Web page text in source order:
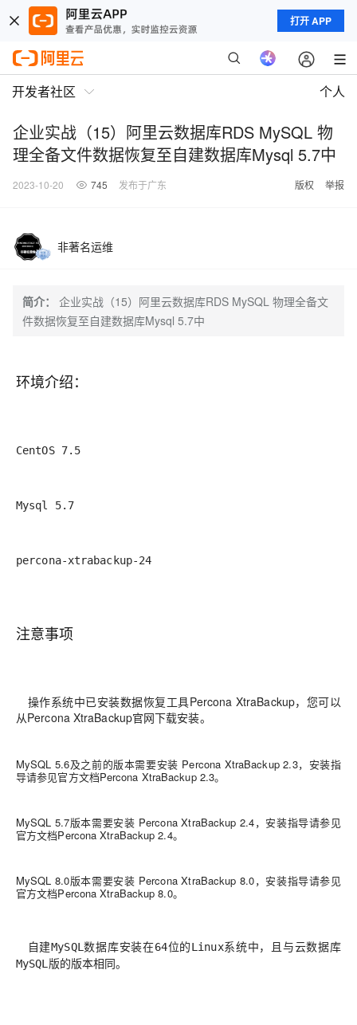
打开 APP
开发者社区 个人
企业实战（15）阿里云数据库RDS MySQL 物
理全备文件数据恢复至自建数据库Mysql 5.7中
2023-10-20 745 发布于广东 版权 举报
非著名运维
简介：
企业实战（15）阿里云数据库RDS MySQL 物理全备文
件数据恢复至自建数据库Mysql 5.7中
环境介绍：
CentOS 7.5
Mysql 5.7
percona-xtrabackup-24
注意事项
操作系统中已安装数据恢复工具Percona XtraBackup，您可以
从Percona XtraBackup官网下载安装。
MySQL 5.6及之前的版本需要安装 Percona XtraBackup 2.3，安装指
导请参见官方文档Percona XtraBackup 2.3。
MySQL 5.7版本需要安装 Percona XtraBackup 2.4，安装指导请参见
官方文档Percona XtraBackup 2.4。
MySQL 8.0版本需要安装 Percona XtraBackup 8.0，安装指导请参见
官方文档Percona XtraBackup 8.0。
自建MySQL数据库安装在64位的Linux系统中，且与云数据库
MySQL版的版本相同。